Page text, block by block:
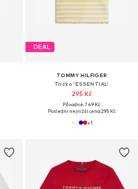
DEAL
TOMMY HILFIGER
Tričko 'ESSENTIAL'
295 Kč
Původně: 749 Kč
Poslední nejnižší cena:295 Kč
+1